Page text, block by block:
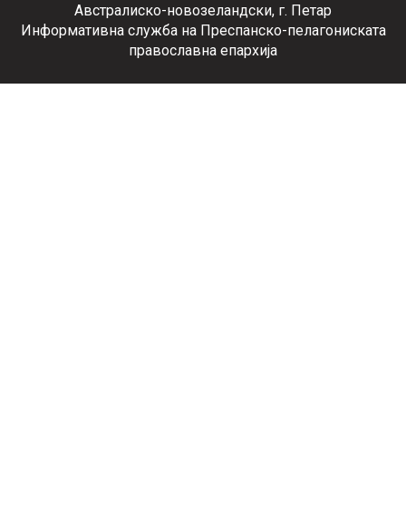
Австралиско-новозеландски, г. Петар
Информативна служба на Преспанско-пелагониската
православна епархија